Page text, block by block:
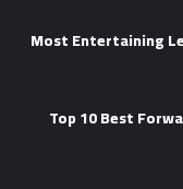
2026 Most
Top 10 Best